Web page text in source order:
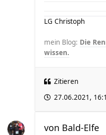
LG Christoph
mein Blog: Die
wissen.
Zitieren
27.06.2021,
von Bald-Elfe